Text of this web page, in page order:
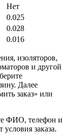
Нет
0.025
0.028
0.016
изоляторов,
и другой
Далее
заказ» или
ФИО, телефон и
заказа.